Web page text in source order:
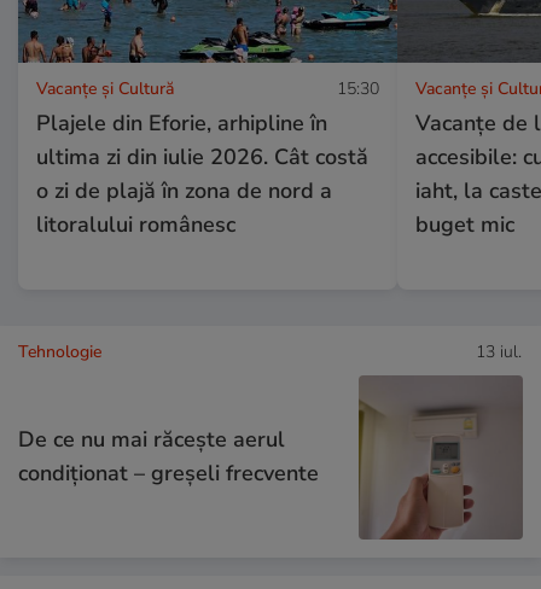
Vacanțe și Cultură 15:30
Plajele din Eforie, arhipline în
ultima zi din iulie 2026. Cât costă
o zi de plajă în zona de nord a
litoralului românesc
Vacanțe și
Vacanțe de
accesibile:
iaht, la
buget mic
Tehnologie 13 iul.
De ce nu mai răcește aerul
condiționat – greșeli frecvente